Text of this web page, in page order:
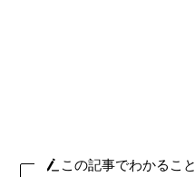
この記事でわかること